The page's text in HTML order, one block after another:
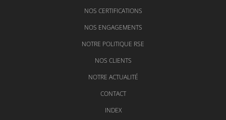
NOS CERTIFICATIONS
NOS ENGAGEMENTS
NOTRE POLITIQUE RSE
NOS CLIENTS
NOTRE ACTUALITÉ
CONTACT
INDEX